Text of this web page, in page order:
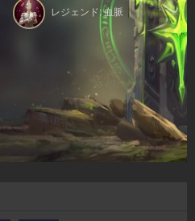
レジェンド: 血脈